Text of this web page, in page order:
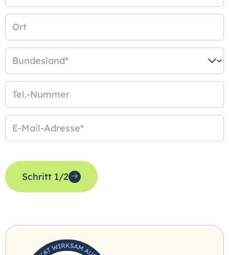
Ort
Bundesland*
Tel.-Nummer
E-Mail-Adresse*
Schritt 1/2